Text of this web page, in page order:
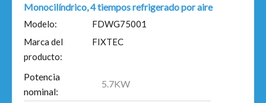
Monocilíndrico, 4 tiempos refrigerado por aire
Modelo:
FDWG75001
Marca del
producto:
FIXTEC
Potencia
nominal:
5.7KW